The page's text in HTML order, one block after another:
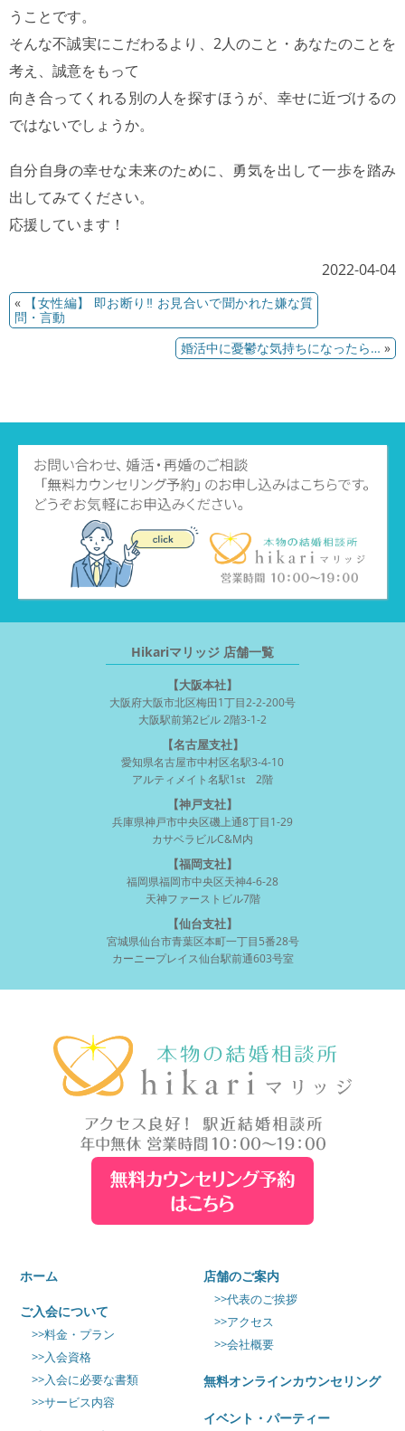
うことです。
そんな不誠実にこだわるより、2人のこと・あなたのことを
考え、誠意をもって
向き合ってくれる別の人を探すほうが、幸せに近づけるの
ではないでしょうか。
自分自身の幸せな未来のために、勇気を出して一歩を踏み
出してみてください。
応援しています！
2022-04-04
«
【女性編】 即お断り‼︎ お見合いで聞かれた嫌な質
問・言動
婚活中に憂鬱な気持ちになったら… »
Hikariマリッジ 店舗一覧
【大阪本社】
大阪府大阪市北区梅田1丁目2-2-200号
大阪駅前第2ビル 2階3-1-2
【名古屋支社】
愛知県名古屋市中村区名駅3-4-10
アルティメイト名駅1st 2階
【神戸支社】
兵庫県神戸市中央区磯上通8丁目1-29
カサベラビルC&M内
【福岡支社】
福岡県福岡市中央区天神4-6-28
天神ファーストビル7階
【仙台支社】
宮城県仙台市青葉区本町一丁目5番28号
カーニープレイス仙台駅前通603号室
ホーム
ご入会について
>>料金・プラン
>>入会資格
>>入会に必要な書類
>>サービス内容
店舗のご案内
>>代表のご挨拶
>>アクセス
>>会社概要
無料オンラインカウンセリング
イベント・パーティー